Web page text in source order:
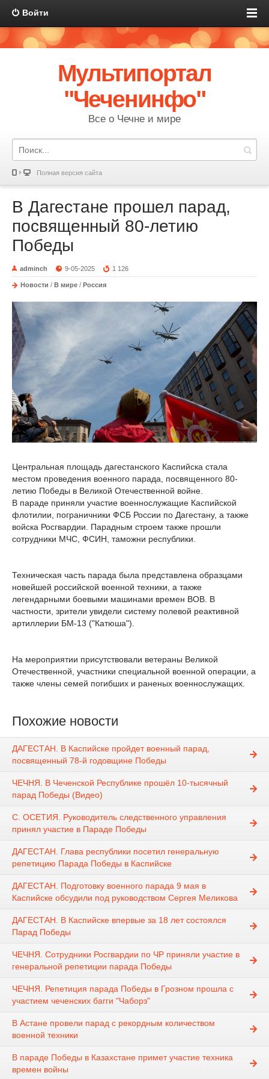
Войти
Мультипортал
"Чеченинфо"
Все о Чечне и мире
Полная версия сайта
В Дагестане прошел парад,
посвященный 80-летию
Победы
adminch 9-05-2025 1 126
Новости / В мире / Россия
Центральная площадь дагестанского Каспийска стала
местом проведения военного парада, посвященного 80-
летию Победы в Великой Отечественной войне.
В параде приняли участие военнослужащие Каспийской
флотилии, пограничники ФСБ России по Дагестану, а также
войска Росгвардии. Парадным строем также прошли
сотрудники МЧС, ФСИН, таможни республики.
Техническая часть парада была представлена образцами
новейшей российской военной техники, а также
легендарными боевыми машинами времен ВОВ. В
частности, зрители увидели систему полевой реактивной
артиллерии БМ-13 ("Катюша").
На мероприятии присутствовали ветераны Великой
Отечественной, участники специальной военной операции, а
также члены семей погибших и раненых военнослужащих.
Похожие новости
ДАГЕСТАН. В Каспийске пройдет военный парад,
посвященный 78-й годовщине Победы
ЧЕЧНЯ. В Чеченской Республике прошёл 10-тысячный
парад Победы (Видео)
С. ОСЕТИЯ. Руководитель следственного управления
принял участие в Параде Победы
ДАГЕСТАН. Глава республики посетил генеральную
репетицию Парада Победы в Каспийске
ДАГЕСТАН. Подготовку военного парада 9 мая в
Каспийске обсудили под руководством Сергея Меликова
ДАГЕСТАН. В Каспийске впервые за 18 лет состоялся
Парад Победы
ЧЕЧНЯ. Сотрудники Росгвардии по ЧР приняли участие в
генеральной репетиции парада Победы
ЧЕЧНЯ. Репетиция парада Победы в Грозном прошла с
участием чеченских багги "Чаборз"
В Астане провели парад с рекордным количеством
военной техники
В параде Победы в Казахстане примет участие техника
времен войны